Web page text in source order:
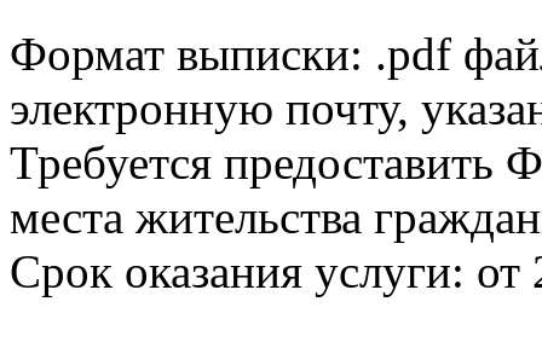
Формат выписки: .pdf
электронную почту,
Требуется
места жительства
Срок оказания услуги: от